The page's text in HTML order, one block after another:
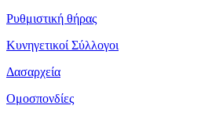
Ρυθμιστική θήρας
Κυνηγετικοί Σύλλογοι
Δασαρχεία
Ομοσπονδίες